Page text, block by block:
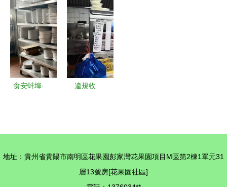
理服務中心
硬核舉措發
力，堅決制
止餐飲浪費
撈小火鍋加
盟，優勢顯
著風險可控
食安蚌埠·
力，帶你直
違規收
成價格欺詐
被查
地址：貴州省貴陽市南明區花果園彭家灣花果園項目M區第2棟1單元31
層13號房[花果園社區]